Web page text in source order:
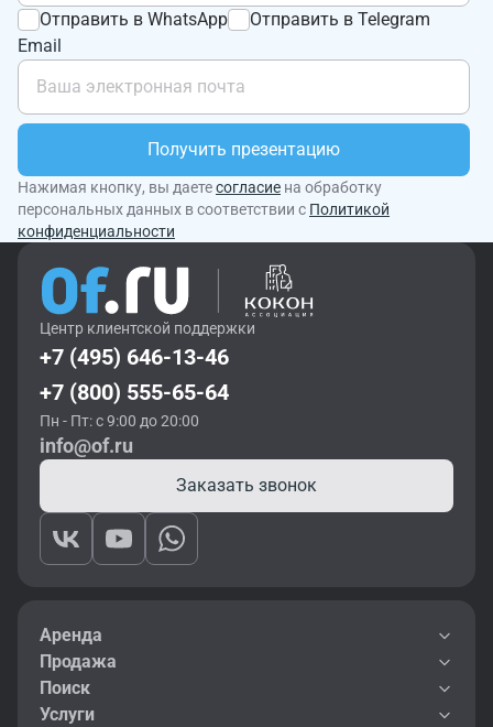
Отправить в WhatsApp
Отправить в Telegram
Email
Получить презентацию
Нажимая кнопку, вы даетесогласие на обработку
персональных данных в соответствии с Политикой
конфиденциальности
Центр клиентской поддержки
+7 (495) 646-13-46
+7 (800) 555-65-64
Пн - Пт: с 9:00 до 20:00
info@of.ru
Заказать звонок
Аренда
Продажа
Поиск
Услуги